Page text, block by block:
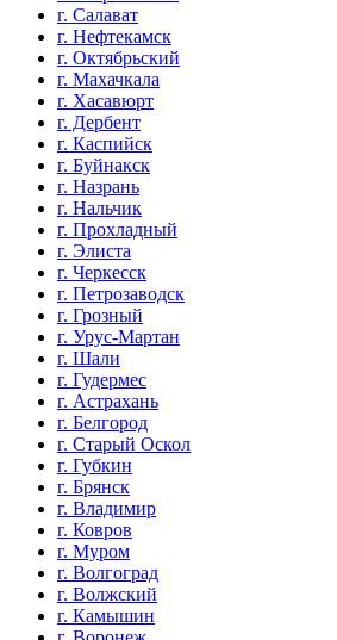
г. Салават
г. Нефтекамск
г. Октябрьский
г. Махачкала
г. Хасавюрт
г. Дербент
г. Каспийск
г. Буйнакск
г. Назрань
г. Нальчик
г. Прохладный
г. Элиста
г. Черкесск
г. Петрозаводск
г. Грозный
г. Урус-Мартан
г. Шали
г. Гудермес
г. Астрахань
г. Белгород
г. Старый Оскол
г. Губкин
г. Брянск
г. Владимир
г. Ковров
г. Муром
г. Волгоград
г. Волжский
г. Камышин